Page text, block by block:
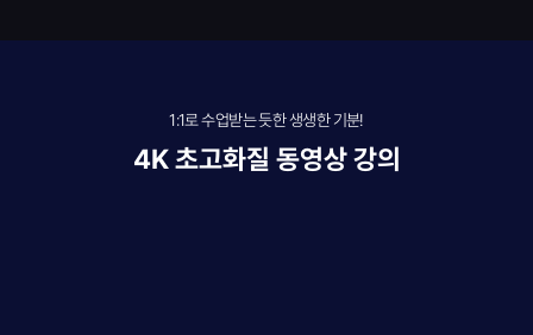
1:1로 수업받는 듯한 생생한 기분!
4K 초고화질 동영상 강의